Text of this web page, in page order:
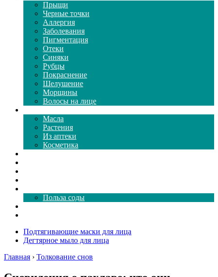
Прыщи
Черные точки
Аллергия
Заболевания
Пигментация
Отеки
Синяки
Рубцы
Покраснение
Шелушение
Морщины
Волосы на лице
Масла
Растения
Из аптеки
Косметика
Польза соды
Подтягивающие маски для лица
Дегтярное мыло для лица
Главная › Толкование снов